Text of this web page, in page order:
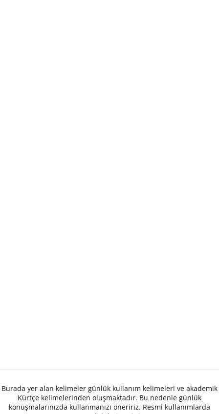
Burada yer alan kelimeler günlük kullanım kelimeleri ve akademik
Kürtçe kelimelerinden oluşmaktadır. Bu nedenle günlük
konuşmalarınızda kullanmanızı öneririz. Resmi kullanımlarda